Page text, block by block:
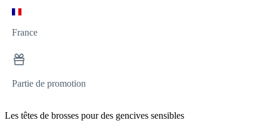
France
Partie de promotion
Les têtes de brosses pour des gencives sensibles